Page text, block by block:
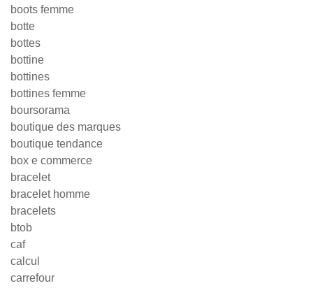
boots femme
botte
bottes
bottine
bottines
bottines femme
boursorama
boutique des marques
boutique tendance
box e commerce
bracelet
bracelet homme
bracelets
btob
caf
calcul
carrefour